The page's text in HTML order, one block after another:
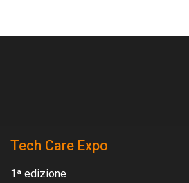
Tech Care Expo
1ª edizione